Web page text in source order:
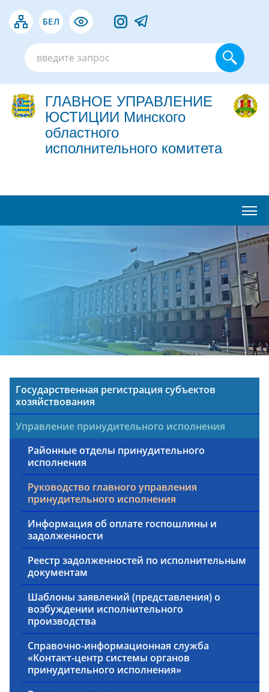
БЕЛ
ГЛАВНОЕ УПРАВЛЕНИЕ
ЮСТИЦИИ Минского
областного
исполнительного комитета
Государственная регистрация субъектов
хозяйствования
Управление принудительного исполнения
Районные отделы принудительного
исполнения
Руководство главного управления
принудительного исполнения
Информация об оплате госпошлины и
задолженности
Реестр задолженностей по исполнительным
документам
Шаблоны заявлений (представления) о
возбуждении исполнительного
производства
Справочно-информационная служба
«Контакт-центр системы органов
принудительного исполнения»